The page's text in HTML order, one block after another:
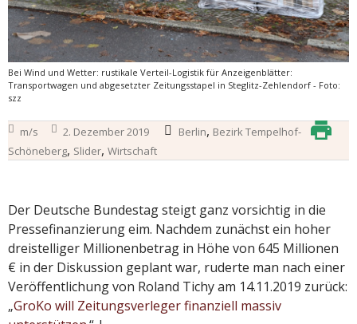
Bei Wind und Wetter: rustikale Verteil-Logistik für Anzeigenblätter:
Transportwagen und abgesetzter Zeitungsstapel in Steglitz-Zehlendorf - Foto:
szz
m/s 2. Dezember 2019 Berlin, Bezirk Tempelhof-
Schöneberg, Slider, Wirtschaft
Der Deutsche Bundestag steigt ganz vorsichtig in die
Pressefinanzierung eim. Nachdem zunächst ein hoher
dreistelliger Millionenbetrag in Höhe von 645 Millionen
€ in der Diskussion geplant war, ruderte man nach einer
Veröffentlichung von Roland Tichy am 14.11.2019 zurück:
„GroKo will Zeitungsverleger finanziell massiv